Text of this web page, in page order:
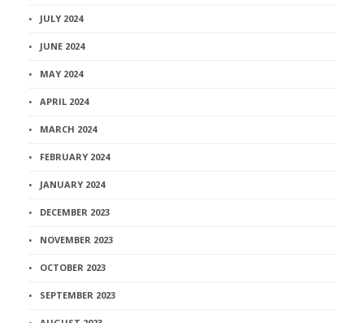
JULY 2024
JUNE 2024
MAY 2024
APRIL 2024
MARCH 2024
FEBRUARY 2024
JANUARY 2024
DECEMBER 2023
NOVEMBER 2023
OCTOBER 2023
SEPTEMBER 2023